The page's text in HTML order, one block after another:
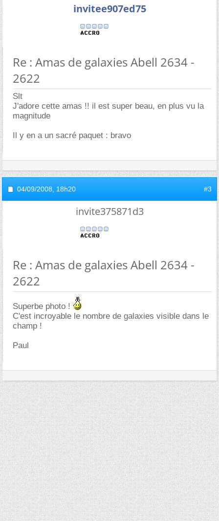
invitee907ed75
Re : Amas de galaxies Abell 2634 -
2622
Slt
J'adore cette amas !! il est super beau, en plus vu la
magnitude
Il y en a un sacré paquet : bravo
04/09/2008, 18h20 #3
invite375871d3
Re : Amas de galaxies Abell 2634 -
2622
Superbe photo !
C'est incroyable le nombre de galaxies visible dans le
champ !
Paul